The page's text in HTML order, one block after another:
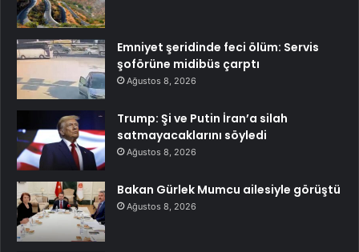
Emniyet şeridinde feci ölüm: Servis
şoförüne midibüs çarptı
Ağustos 8, 2026
Trump: Şi ve Putin İran’a silah
satmayacaklarını söyledi
Ağustos 8, 2026
Bakan Gürlek Mumcu ailesiyle görüştü
Ağustos 8, 2026